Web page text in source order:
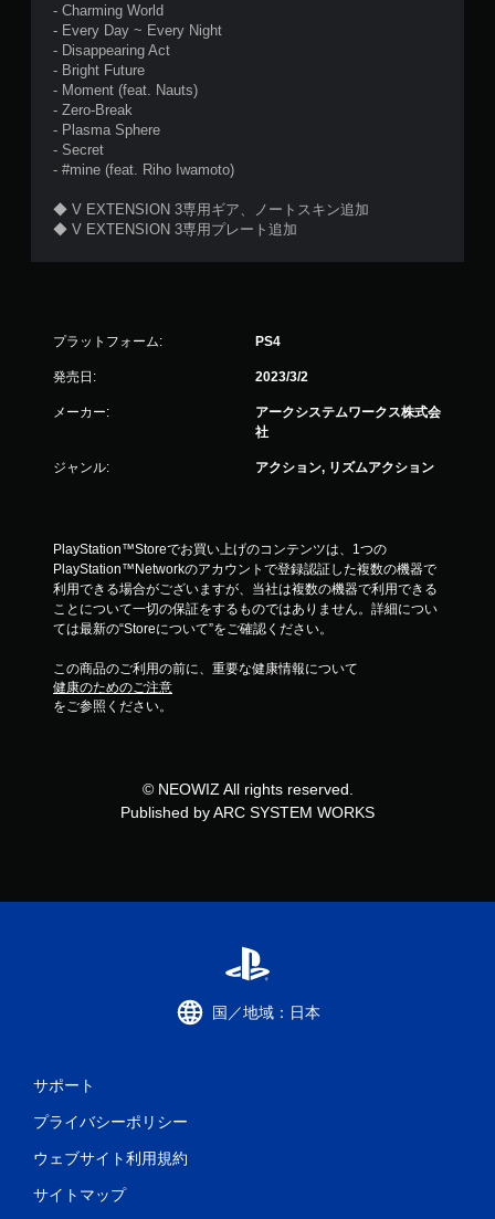
- Charming World
- Every Day ~ Every Night
- Disappearing Act
- Bright Future
- Moment (feat. Nauts)
- Zero-Break
- Plasma Sphere
- Secret
- #mine (feat. Riho Iwamoto)
◆ V EXTENSION 3専用ギア、ノートスキン追加
◆ V EXTENSION 3専用プレート追加
プラットフォーム: PS4
発売日: 2023/3/2
メーカー:
アークシステムワークス株式会
社
ジャンル: アクション, リズムアクション
PlayStation™Storeでお買い上げのコンテンツは、1つの
PlayStation™Networkのアカウントで登録認証した複数の機器で
利用できる場合がございますが、当社は複数の機器で利用できる
ことについて一切の保証をするものではありません。詳細につい
ては最新の“Storeについて”をご確認ください。
この商品のご利用の前に、重要な健康情報について
健康のためのご注意
をご参照ください。
© NEOWIZ All rights reserved.
Published by ARC SYSTEM WORKS
国／地域：日本
サポート
プライバシーポリシー
ウェブサイト利用規約
サイトマップ